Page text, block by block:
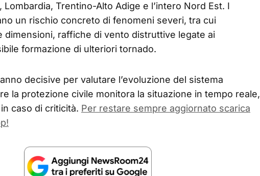
Lombardia, Trentino-Alto Adige e l’intero Nord Est. I
un rischio concreto di fenomeni severi, tra cui
dimensioni, raffiche di vento distruttive legate ai
formazione di ulteriori tornado.
decisive per valutare l’evoluzione del sistema
la protezione civile monitora la situazione in tempo reale,
caso di criticità. Per restare sempre aggiornato scarica